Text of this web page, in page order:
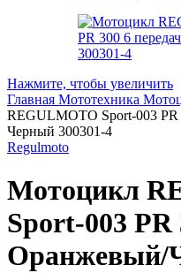
Нажмите, чтобы увеличить
Главная Мототехника
REGULMOTO Sport-003
Черный 300301-4
Regulmoto
Мотоцикл
Sport-003 PR
Оранжевый/